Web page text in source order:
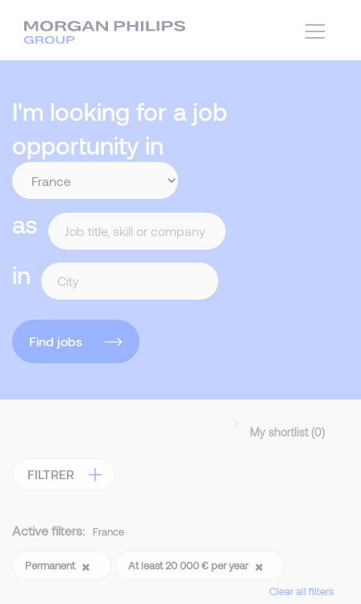
I'm looking for a job
opportunity in
as
in
Find jobs
My shortlist (0)
FILTRER
Active filters: France
Permanent
At least 20 000 € per year
Clear all filters